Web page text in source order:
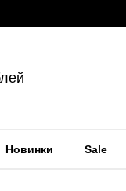
Новинки Sale